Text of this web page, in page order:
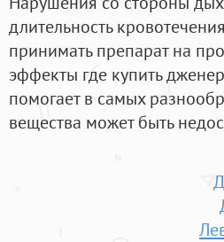
длительность
принимать препарат на
эффекты где купить
помогает в самых
вещества может быть